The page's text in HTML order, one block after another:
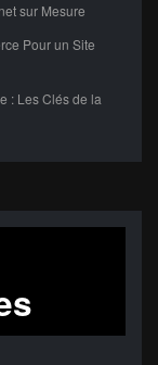
sur Mesure
Pour un Site
: Les Clés de la